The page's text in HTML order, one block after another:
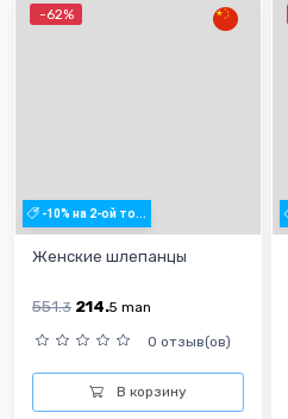
-62%
-10% на 2-ой то...
Женские шлепанцы
551.3 214.5 man
0 отзыв(ов)
В корзину